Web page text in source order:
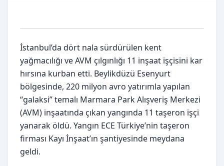
İstanbul’da dört nala sürdürülen kent
yağmacılığı ve AVM çılgınlığı 11 inşaat işçisini kar
hırsına kurban etti. Beylikdüzü Esenyurt
bölgesinde, 220 milyon avro yatırımla yapılan
“galaksi” temalı Marmara Park Alışveriş Merkezi
(AVM) inşaatında çıkan yangında 11 taşeron işçi
yanarak öldü. Yangın ECE Türkiye’nin taşeron
firması Kayı İnşaat’ın şantiyesinde meydana
geldi.